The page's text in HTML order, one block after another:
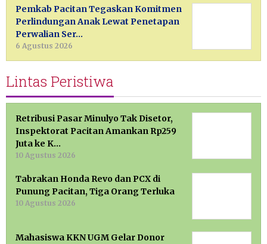
Pemkab Pacitan Tegaskan Komitmen
Perlindungan Anak Lewat Penetapan
Perwalian Ser…
6 Agustus 2026
Lintas Peristiwa
Retribusi Pasar Minulyo Tak Disetor,
Inspektorat Pacitan Amankan Rp259
Juta ke K…
10 Agustus 2026
Tabrakan Honda Revo dan PCX di
Punung Pacitan, Tiga Orang Terluka
10 Agustus 2026
Mahasiswa KKN UGM Gelar Donor